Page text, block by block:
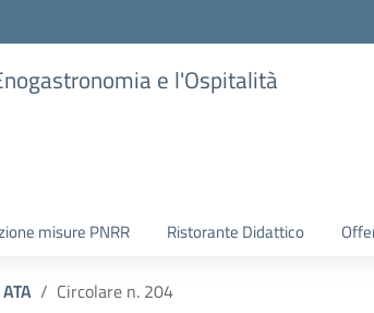
e l'Ospitalità
misure PNRR Ristorante Didattico
Circolare n. 204